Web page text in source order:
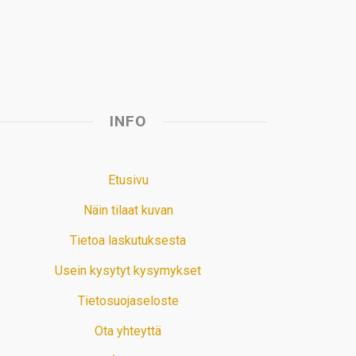
INFO
Etusivu
Näin tilaat kuvan
Tietoa laskutuksesta
Usein kysytyt kysymykset
Tietosuojaseloste
Ota yhteyttä